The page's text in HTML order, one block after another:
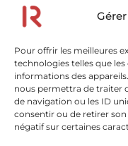
Pour offrir les meilleures
technologies telles que
informations des
nous permettra de traiter
de navigation ou les ID
consentir ou de retirer
négatif sur certaines
droits sur les
vous serez
vous pouvez
dans une
payer par
frais.